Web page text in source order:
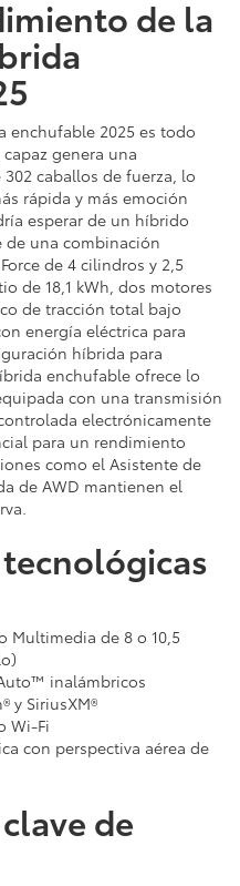
de la
enchufable 2025 es todo
genera una
caballos de fuerza, lo
rápida y más emoción
esperar de un híbrido
de una combinación
de 4 cilindros y 2,5
de 18,1 kWh, dos motores
de tracción total bajo
energía eléctrica para
híbrida para
enchufable ofrece lo
con una transmisión
electrónicamente
para un rendimiento
como el Asistente de
de AWD mantienen el
Multimedia de 8 o 10,5
inalámbricos
y SiriusXM®
Wi-Fi
con perspectiva aérea de
de